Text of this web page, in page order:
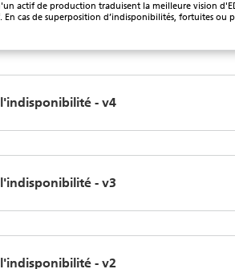
actif de production traduisent la meilleure vision
En cas de superposition d’indisponibilités, fortuites
- v4
- v3
- v2